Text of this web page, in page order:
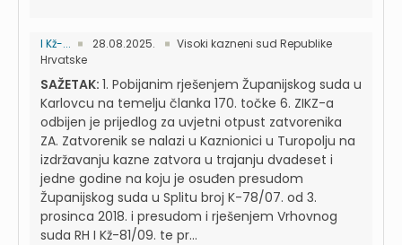
I Kž-... 28.08.2025.
Visoki kazneni sud Republike
Hrvatske
SAŽETAK: 1. Pobijanim rješenjem Županijskog suda u
Karlovcu na temelju članka 170. točke 6. ZIKZ-a
odbijen je prijedlog za uvjetni otpust zatvorenika
ZA. Zatvorenik se nalazi u Kaznionici u Turopolju na
izdržavanju kazne zatvora u trajanju dvadeset i
jedne godine na koju je osuđen presudom
Županijskog suda u Splitu broj K-78/07. od 3.
prosinca 2018. i presudom i rješenjem Vrhovnog
suda RH I Kž-81/09. te pr...